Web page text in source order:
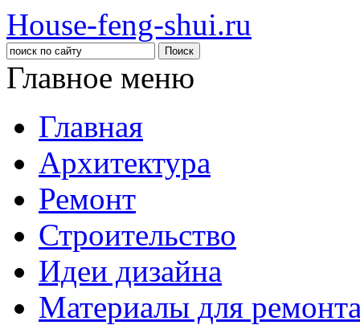
House-feng-shui.ru
Главное меню
Главная
Архитектура
Ремонт
Строительство
Идеи дизайна
Материалы для